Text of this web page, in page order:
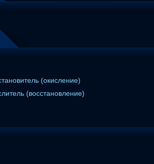
(окисление)
(восстановление)